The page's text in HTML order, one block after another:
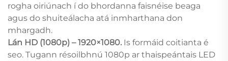
rogha oiriúnach í do bhordanna faisnéise beaga
agus do shuiteálacha atá inmharthana don
mhargadh.
Lán HD (1080p) – 1920×1080. Is formáid coitianta é
seo. Tugann résoilbhnú 1080p ar thaispeántais LED